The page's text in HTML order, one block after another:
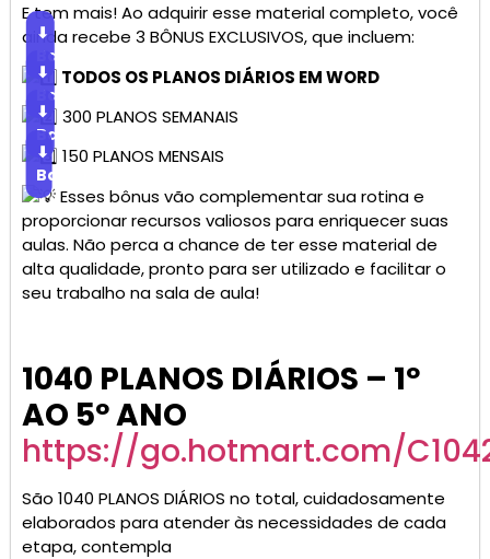
E tem mais! Ao adquirir esse material completo, você
ainda recebe 3 BÔNUS EXCLUSIVOS, que incluem:
⬇
Baixar
TODOS OS PLANOS DIÁRIOS EM WORD
⬇
Baixar
300 PLANOS SEMANAIS
⬇
Baixar
150 PLANOS MENSAIS
⬇
Baixar
Esses bônus vão complementar sua rotina e
proporcionar recursos valiosos para enriquecer suas
aulas. Não perca a chance de ter esse material de
alta qualidade, pronto para ser utilizado e facilitar o
seu trabalho na sala de aula!
1040 PLANOS DIÁRIOS – 1º
AO 5º ANO
https://go.hotmart.com/
São 1040 PLANOS DIÁRIOS no total, cuidadosamente
elaborados para atender às necessidades de cada
etapa, contempla